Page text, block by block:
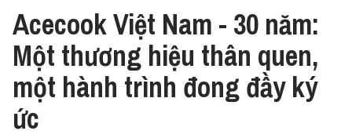
Acecook Việt Nam - 30 năm:
Một thương hiệu thân quen,
một hành trình đong đầy ký
ức